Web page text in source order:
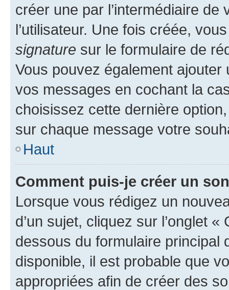
créer une par l’intermédiaire
l’utilisateur. Une fois créée,
signature sur le formulaire de
Vous pouvez également
vos messages en cochant la
choisissez cette dernière
sur chaque message votre
Haut
Comment puis-je créer un
Lorsque vous rédigez un
d’un sujet, cliquez sur l’onglet
dessous du formulaire principal
disponible, il est probable que
appropriées afin de créer des